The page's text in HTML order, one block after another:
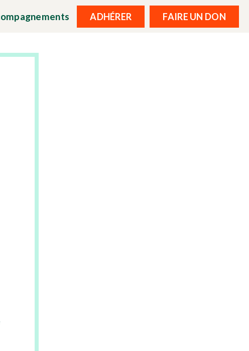
ADHÉRER FAIRE UN DON